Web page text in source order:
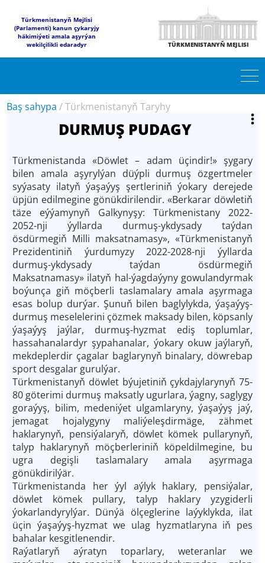
Türkmenistanyň Mejlisi
(Parlamenti) kanun çykaryjy
häkimiýeti amala aşyrýan
wekilçilikli edaradyr
TÜRKMENISTANYŇ MEJLISI
Baş sahypa /Türkmenistanyň Taryhy
DURMUŞ PUDAGY
Türkmenistanda «Döwlet – adam üçindir!» şygary
bilen amala aşyrylýan düýpli durmuş özgertmeler
syýasaty ilatyň ýaşaýyş şertleriniň ýokary derejede
üpjün edilmegine gönükdirilendir. «Berkarar döwletiň
täze eýýamynyň Galkynyşy: Türkmenistany 2022-
2052-nji ýyllarda durmuş-ykdysady taýdan
ösdürmegiň Milli maksatnamasy», «Türkmenistanyň
Prezidentiniň ýurdumyzy 2022-2028-nji ýyllarda
durmuş-ykdysady taýdan ösdürmegiň
Maksatnamasy» ilatyň hal-ýagdaýyny gowulandyrmak
boýunça giň möçberli taslamalary amala aşyrmaga
esas bolup durýar. Şunuň bilen baglylykda, ýaşaýyş-
durmuş meselelerini çözmek maksady bilen, köpsanly
ýaşaýyş jaýlar, durmuş-hyzmat ediş toplumlar,
hassahanalardyr şypahanalar, ýokary okuw jaýlaryň,
mekdeplerdir çagalar baglarynyň binalary, döwrebap
sport desgalar gurulýar.
Türkmenistanyň döwlet býujetiniň çykdajylarynyň 75-
80 göterimi durmuş maksatly ugurlara, ýagny, saglygy
goraýyş, bilim, medeniýet ulgamlaryny, ýaşaýyş jaý,
jemagat hojalygyny maliýeleşdirmäge, zähmet
haklarynyň, pensiýalaryň, döwlet kömek pullarynyň,
talyp haklarynyň möçberleriniň köpeldilmegine, bu
ugra degişli taslamalary amala aşyrmaga
gönükdirilýär.
Türkmenistanda her ýyl aýlyk haklary, pensiýalar,
döwlet kömek pullary, talyp haklary yzygiderli
ýokarlandyrylýar. Dünýä ölçeglerine laýyklykda, ilat
üçin ýaşaýyş-hyzmat we ulag hyzmatlaryna iň pes
bahalar kesgitlenendir.
Raýatlaryň aýratyn toparlary, weteranlar we